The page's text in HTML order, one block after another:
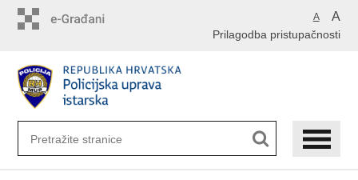
A A
Prilagodba pristupačnosti